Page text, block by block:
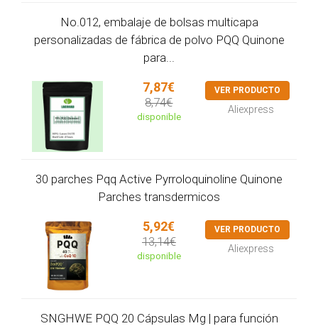
No.012, embalaje de bolsas multicapa
personalizadas de fábrica de polvo PQQ Quinone
para...
7,87€
8,74€
disponible
VER PRODUCTO
Aliexpress
30 parches Pqq Active Pyrroloquinoline Quinone
Parches transdermicos
5,92€
13,14€
disponible
VER PRODUCTO
Aliexpress
SNGHWE PQQ 20 Cápsulas Mg | para función